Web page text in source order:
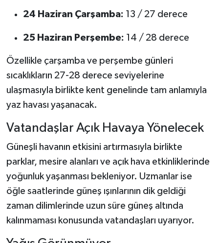
24 Haziran Çarşamba: 13 / 27 derece
25 Haziran Perşembe: 14 / 28 derece
Özellikle çarşamba ve perşembe günleri
sıcaklıkların 27-28 derece seviyelerine
ulaşmasıyla birlikte kent genelinde tam anlamıyla
yaz havası yaşanacak.
Vatandaşlar Açık Havaya Yönelecek
Güneşli havanın etkisini artırmasıyla birlikte
parklar, mesire alanları ve açık hava etkinliklerinde
yoğunluk yaşanması bekleniyor. Uzmanlar ise
öğle saatlerinde güneş ışınlarının dik geldiği
zaman dilimlerinde uzun süre güneş altında
kalınmaması konusunda vatandaşları uyarıyor.